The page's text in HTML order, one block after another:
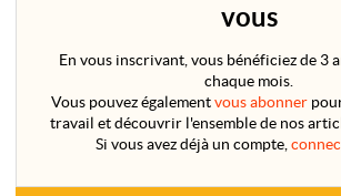
vous
En vous inscrivant, vous bénéficiez de 3
chaque mois.
Vous pouvez égalementvous abonner
travail et découvrir l'ensemble de nos
Si vous avez déjà un compte,